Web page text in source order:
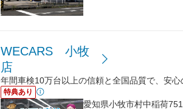
WECARS 小牧
店
年間車検10万台以上の信頼と全国品質で、安心
特典あり
愛知県小牧市村中稲荷